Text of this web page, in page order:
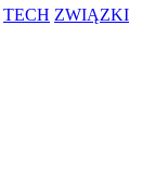
TECH ZWIĄZKI